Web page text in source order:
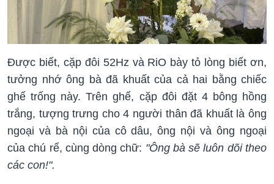
Được biết, cặp đôi 52Hz và RiO bày tỏ lòng biết ơn,
tưởng nhớ ông bà đã khuất của cả hai bằng chiếc
ghế trống này. Trên ghế, cặp đôi đặt 4 bông hồng
trắng, tượng trưng cho 4 người thân đã khuất là ông
ngoại và bà nội của cô dâu, ông nội và ông ngoại
của chú rể, cùng dòng chữ: "Ông bà sẽ luôn dõi theo
các con!".